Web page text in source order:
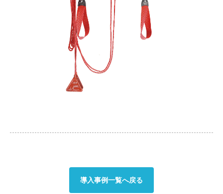
導入事例一覧へ戻る